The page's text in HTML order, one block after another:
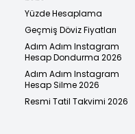
Yüzde Hesaplama
Geçmiş Döviz Fiyatları
Adım Adım Instagram
Hesap Dondurma 2026
Adım Adım Instagram
Hesap Silme 2026
Resmi Tatil Takvimi 2026